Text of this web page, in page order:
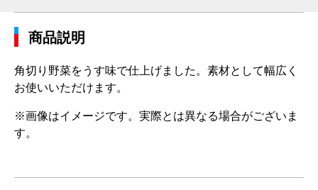
商品説明
角切り野菜をうす味で仕上げました。素材として幅広く
お使いいただけます。
※画像はイメージです。実際とは異なる場合がございま
す。